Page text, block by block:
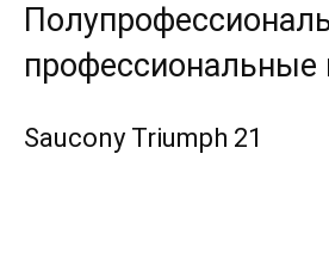
профессиональные
Saucony Triumph 21